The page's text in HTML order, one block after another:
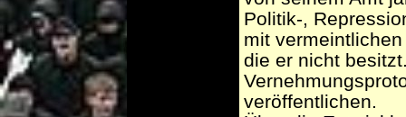
Politik-,
mit
die er nicht
veröffentlichen.